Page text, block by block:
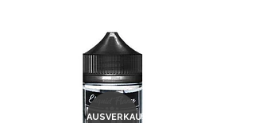
AUSVERKAUFT